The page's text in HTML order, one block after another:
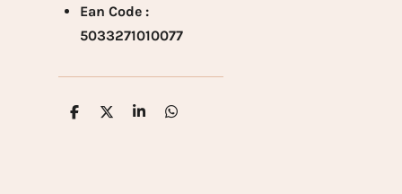
Ean Code :
5033271010077
D
D
S
D